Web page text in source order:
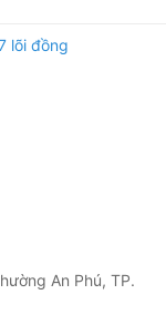
min
lõi đồng
An Phú, TP.